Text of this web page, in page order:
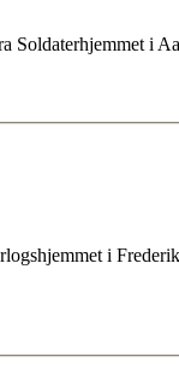
i
i